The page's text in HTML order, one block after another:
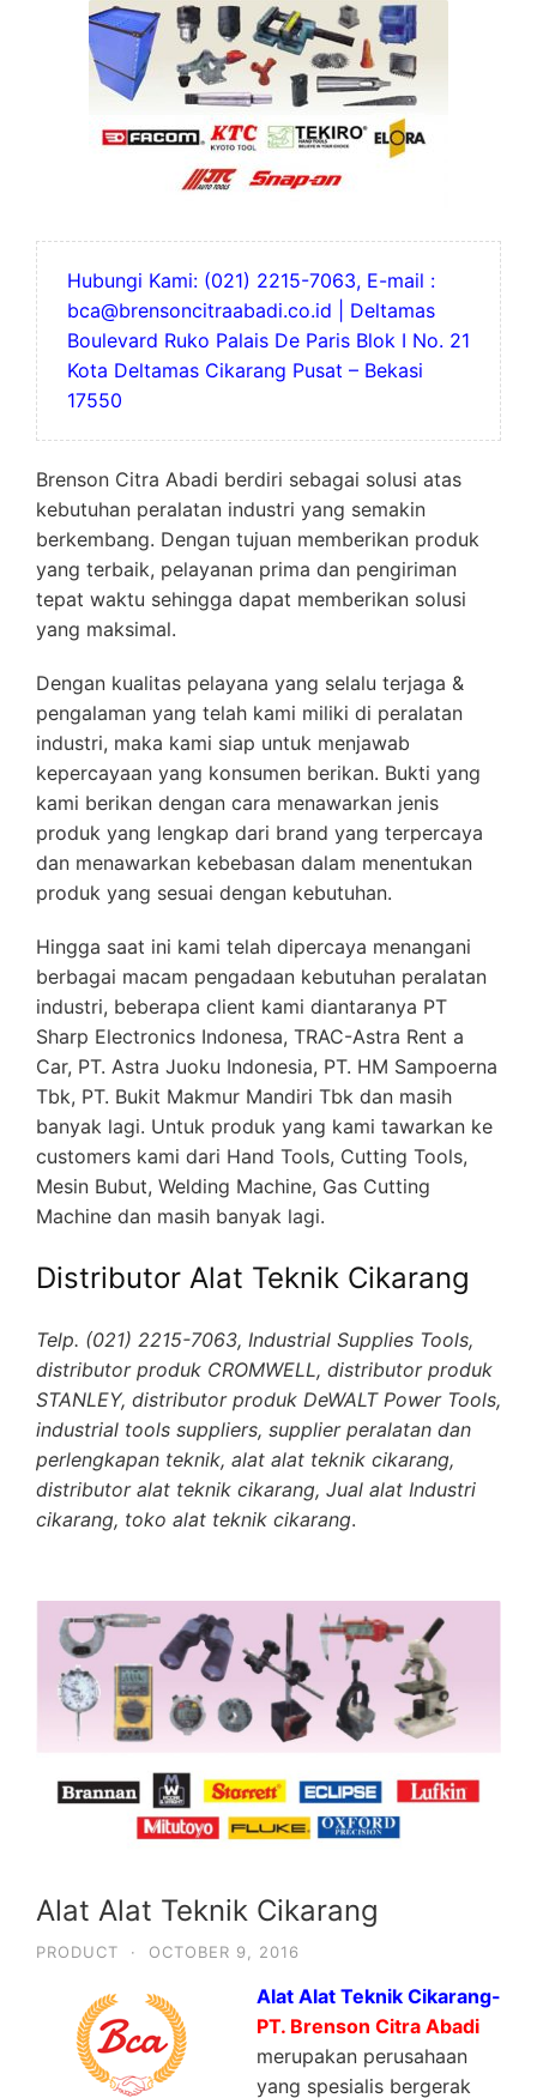
Hubungi Kami: (021) 2215-7063, E-mail :
bca@brensoncitraabadi.co.id | Deltamas
Boulevard Ruko Palais De Paris Blok I No. 21
Kota Deltamas Cikarang Pusat – Bekasi
17550
Brenson Citra Abadi berdiri sebagai solusi atas
kebutuhan peralatan industri yang semakin
berkembang. Dengan tujuan memberikan produk
yang terbaik, pelayanan prima dan pengiriman
tepat waktu sehingga dapat memberikan solusi
yang maksimal.
Dengan kualitas pelayana yang selalu terjaga &
pengalaman yang telah kami miliki di peralatan
industri, maka kami siap untuk menjawab
kepercayaan yang konsumen berikan. Bukti yang
kami berikan dengan cara menawarkan jenis
produk yang lengkap dari brand yang terpercaya
dan menawarkan kebebasan dalam menentukan
produk yang sesuai dengan kebutuhan.
Hingga saat ini kami telah dipercaya menangani
berbagai macam pengadaan kebutuhan peralatan
industri, beberapa client kami diantaranya PT
Sharp Electronics Indonesa, TRAC-Astra Rent a
Car, PT. Astra Juoku Indonesia, PT. HM Sampoerna
Tbk, PT. Bukit Makmur Mandiri Tbk dan masih
banyak lagi. Untuk produk yang kami tawarkan ke
customers kami dari Hand Tools, Cutting Tools,
Mesin Bubut, Welding Machine, Gas Cutting
Machine dan masih banyak lagi.
Distributor Alat Teknik Cikarang
Telp. (021) 2215-7063, Industrial Supplies Tools,
distributor produk CROMWELL, distributor produk
STANLEY, distributor produk DeWALT Power Tools,
industrial tools suppliers, supplier peralatan dan
perlengkapan teknik, alat alat teknik cikarang,
distributor alat teknik cikarang, Jual alat Industri
cikarang, toko alat teknik cikarang.
Alat Alat Teknik Cikarang
PRODUCT · OCTOBER 9, 2016
Alat Alat Teknik Cikarang-
PT. Brenson Citra Abadi
merupakan perusahaan
yang spesialis bergerak